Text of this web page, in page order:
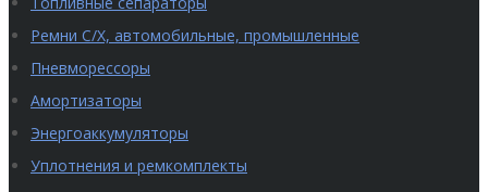
Ремни С/Х, автомобильные, промышленные
Пневморессоры
Амортизаторы
Энергоаккумуляторы
Уплотнения и ремкомплекты